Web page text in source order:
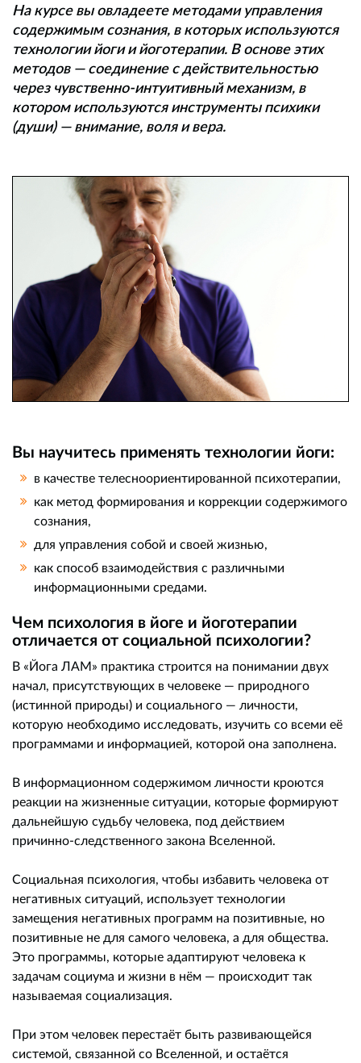
На курсе вы овладеете методами управления
содержимым сознания, в которых используются
технологии йоги и йоготерапии. В основе этих
методов — соединение с действительностью
через чувственно-интуитивный механизм, в
котором используются инструменты психики
(души) — внимание, воля и вера.
Вы научитесь применять технологии йоги:
в качестве телесноориентированной психотерапии,
как метод формирования и коррекции содержимого
сознания,
для управления собой и своей жизнью,
как способ взаимодействия с различными
информационными средами.
Чем психология в йоге и йоготерапии
отличается от социальной психологии?
В «Йога ЛАМ» практика строится на понимании двух
начал, присутствующих в человеке — природного
(истинной природы) и социального — личности,
которую необходимо исследовать, изучить со всеми её
программами и информацией, которой она заполнена.
В информационном содержимом личности кроются
реакции на жизненные ситуации, которые формируют
дальнейшую судьбу человека, под действием
причинно-следственного закона Вселенной.
Социальная психология, чтобы избавить человека от
негативных ситуаций, использует технологии
замещения негативных программ на позитивные, но
позитивные не для самого человека, а для общества.
Это программы, которые адаптируют человека к
задачам социума и жизни в нём — происходит так
называемая социализация.
При этом человек перестаёт быть развивающейся
системой, связанной со Вселенной, и остаётся